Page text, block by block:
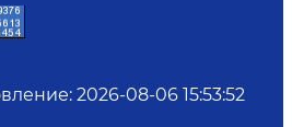
: 2026-08-06 15:53:52